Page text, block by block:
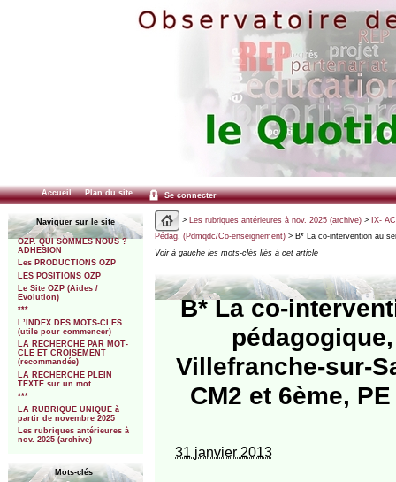
Accueil Plan du site Se connecter
Naviguer sur le site
OZP. QUI SOMMES NOUS ?
ADHESION
Les PRODUCTIONS OZP
LES POSITIONS OZP
Le Site OZP (Aides /
Evolution)
***
L’INDEX DES MOTS-CLES
(utile pour commencer)
LA RECHERCHE PAR MOT-
CLE ET CROISEMENT
(recommandée)
LA RECHERCHE PLEIN
TEXTE sur un mot
***
LA RUBRIQUE UNIQUE à
partir de novembre 2025
Les rubriques antérieures à
nov. 2025 (archive)
Mots-clés
> Les rubriques antérieures à nov. 2025 (archive)> IX-
Pédag. (Pdmqdc/Co-enseignement)> B* La co-intervention au
Voir à gauche les mots-clés liés à cet article
B* La co-
Villefranche-sur-
CM2 et 6ème,
31 janvier 2013